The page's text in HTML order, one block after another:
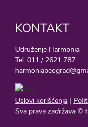
KONTAKT
Udruženje Harmonia
Tel. 011 / 2621 787
Uslovi korišćenja |
Sva prava zadržava ©